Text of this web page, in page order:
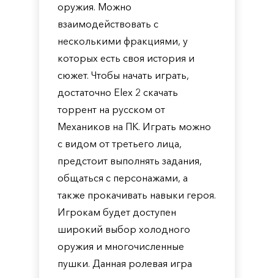
оружия. Можно
взаимодействовать с
несколькими фракциями, у
которых есть своя история и
сюжет. Чтобы начать играть,
достаточно Elex 2 скачать
торрент на русском от
Механиков на ПК. Играть можно
с видом от третьего лица,
предстоит выполнять задания,
общаться с персонажами, а
также прокачивать навыки героя.
Игрокам будет доступен
широкий выбор холодного
оружия и многочисленные
пушки. Данная ролевая игра